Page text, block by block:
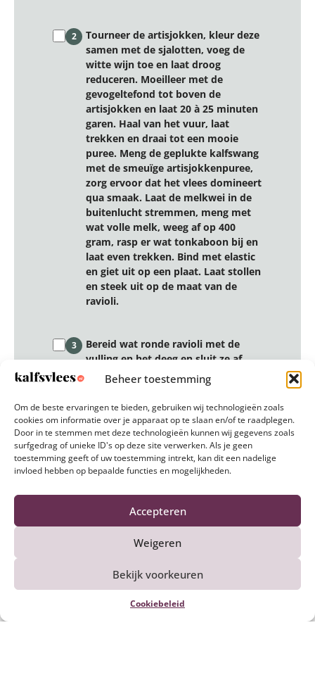
Beheer toestemming
Om de beste ervaringen te bieden, gebruiken wij technologieën zoals
cookies om informatie over je apparaat op te slaan en/of te raadplegen.
Door in te stemmen met deze technologieën kunnen wij gegevens zoals
surfgedrag of unieke ID's op deze site verwerken. Als je geen
toestemming geeft of uw toestemming intrekt, kan dit een nadelige
invloed hebben op bepaalde functies en mogelijkheden.
Accepteren
Weigeren
Bekijk voorkeuren
Cookiebeleid
2
Tourneer de artisjokken, kleur deze
samen met de sjalotten, voeg de
witte wijn toe en laat droog
reduceren. Moeilleer met de
gevogeltefond tot boven de
artisjokken en laat 20 à 25 minuten
garen. Haal van het vuur, laat
trekken en draai tot een mooie
puree. Meng de geplukte kalfswang
met de smeuïge artisjokkenpuree,
zorg ervoor dat het vlees domineert
qua smaak. Laat de melkwei in de
buitenlucht stremmen, meng met
wat volle melk, weeg af op 400
gram, rasp er wat tonkaboon bij en
laat even trekken. Bind met elastic
en giet uit op een plaat. Laat stollen
en steek uit op de maat van de
ravioli.
3
Bereid wat ronde ravioli met de
vulling en het deeg en sluit ze af
met eidooier. Bak deze in een pan
aan de onderkant krokant, draai
even om en laat verder garen zoals
een gyoza (Japans pasteitje). Plaats
een melkweivel op de ravioli en zet
kort onder de salamander. Lepel
wat gereduceerd kookvocht op het
bord, plaats er de ravioli op en
breng op smaak met fleur de sel.
Reset stappen